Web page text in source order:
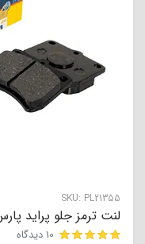
SKU: PL21355
لنت ترمز جلو پراید
10 دیدگاه